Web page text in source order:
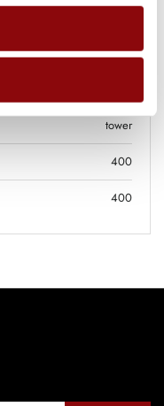
3/3
tower
400
400